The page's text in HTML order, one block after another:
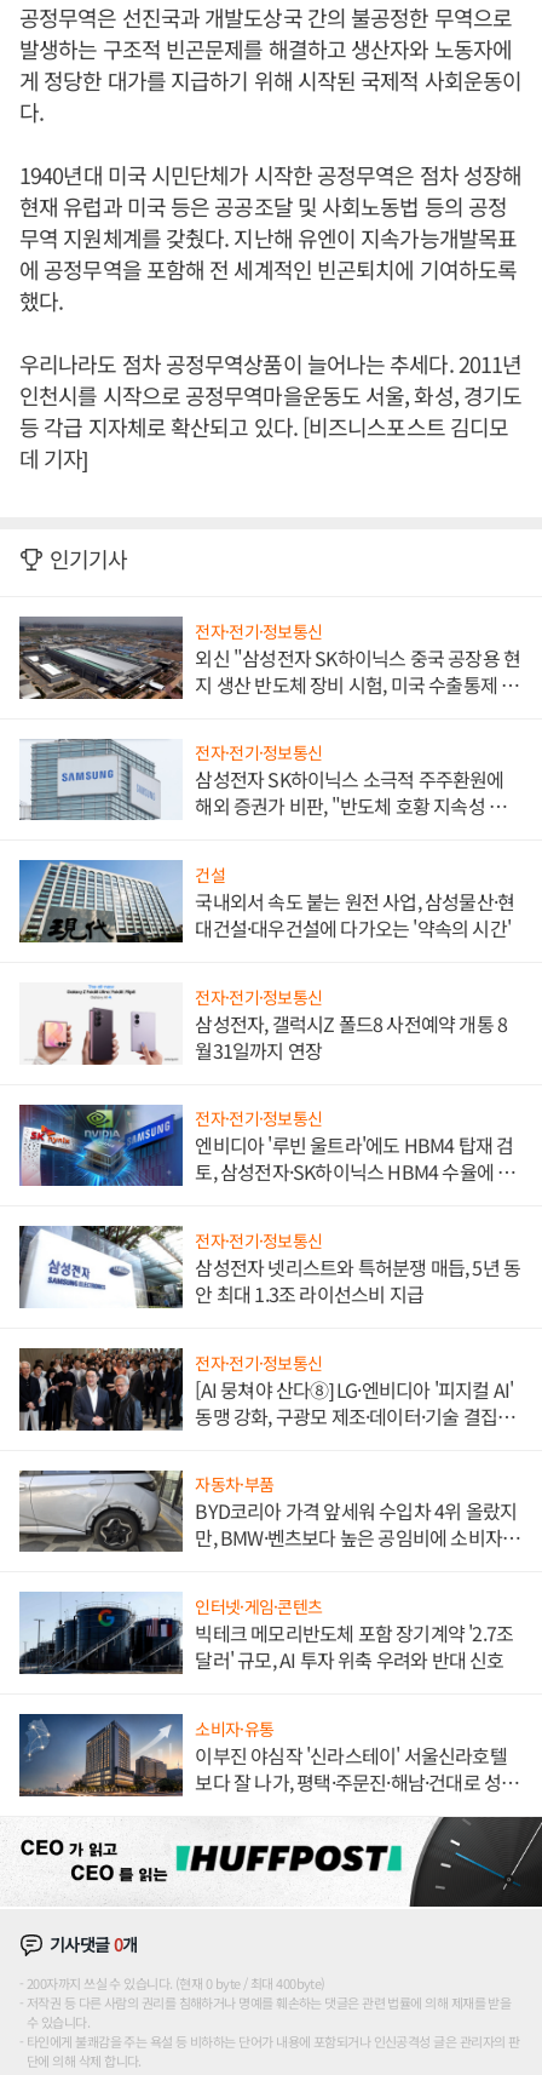
공정무역은 선진국과 개발도상국 간의 불공정한 무역으로
발생하는 구조적 빈곤문제를 해결하고 생산자와 노동자에
게 정당한 대가를 지급하기 위해 시작된 국제적 사회운동이
다.
1940년대 미국 시민단체가 시작한 공정무역은 점차 성장해
현재 유럽과 미국 등은 공공조달 및 사회노동법 등의 공정
무역 지원체계를 갖췄다. 지난해 유엔이 지속가능개발목표
에 공정무역을 포함해 전 세계적인 빈곤퇴치에 기여하도록
했다.
우리나라도 점차 공정무역상품이 늘어나는 추세다. 2011년
인천시를 시작으로 공정무역마을운동도 서울, 화성, 경기도
등 각급 지자체로 확산되고 있다. [비즈니스포스트 김디모
데 기자]
인기기사
전자·전기·정보통신
외신 "삼성전자 SK하이닉스 중국 공장용 현
지 생산 반도체 장비 시험, 미국 수출통제 대
전자·전기·정보통신
삼성전자 SK하이닉스 소극적 주주환원에
해외 증권가 비판, "반도체 호황 지속성 의
건설
국내외서 속도 붙는 원전 사업, 삼성물산·현
대건설·대우건설에 다가오는 '약속의 시간'
전자·전기·정보통신
삼성전자, 갤럭시Z 폴드8 사전예약 개통 8
월31일까지 연장
전자·전기·정보통신
엔비디아 '루빈 울트라'에도 HBM4 탑재 검
토, 삼성전자·SK하이닉스 HBM4 수율에 주
전자·전기·정보통신
삼성전자 넷리스트와 특허분쟁 매듭, 5년 동
안 최대 1.3조 라이선스비 지급
전자·전기·정보통신
[AI 뭉쳐야 산다⑧] LG·엔비디아 '피지컬 AI'
동맹 강화, 구광모 제조·데이터·기술 결집
자동차·부품
BYD코리아 가격 앞세워 수입차 4위 올랐지
만, BMW·벤츠보다 높은 공임비에 소비자
인터넷·게임·콘텐츠
빅테크 메모리반도체 포함 장기계약 '2.7조
달러' 규모, AI 투자 위축 우려와 반대 신호
소비자·유통
이부진 야심작 '신라스테이' 서울신라호텔
보다 잘 나가, 평택·주문진·해남·건대로 성
기사댓글0개
200자까지 쓰실 수 있습니다. (현재 0 byte / 최대 400byte)
저작권 등 다른 사람의 권리를 침해하거나 명예를 훼손하는 댓글은 관련 법률에 의해 제재를 받을
수 있습니다.
타인에게 불쾌감을 주는 욕설 등 비하하는 단어가 내용에 포함되거나 인신공격성 글은 관리자의 판
단에 의해 삭제 합니다.